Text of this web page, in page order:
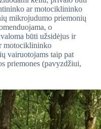
ar motociklininko
mikrojudumo priemonių
o
būti užsidėjus ir
motociklininko
vairuotojams taip pat
priemones (pavyzdžiui,